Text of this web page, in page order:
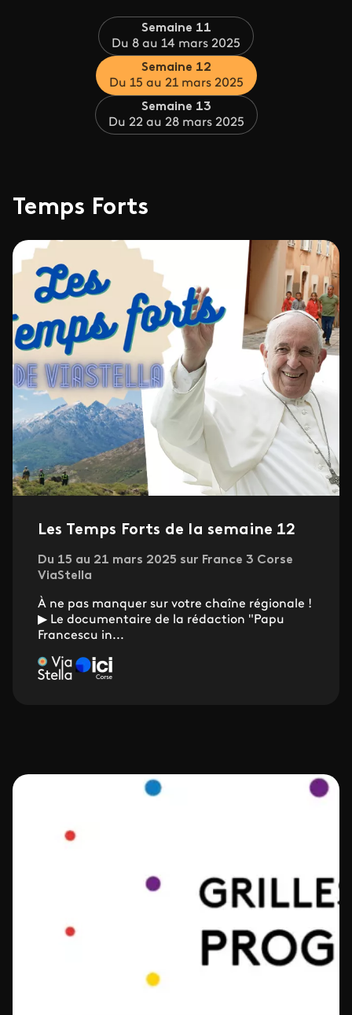
Semaine 11
Du 8 au 14 mars 2025
Semaine 12
Du 15 au 21 mars 2025
Semaine 13
Du 22 au 28 mars 2025
Temps Forts
Les Temps Forts de la semaine 12
Du 15 au 21 mars 2025 sur France 3 Corse
ViaStella
À ne pas manquer sur votre chaîne régionale !
▶ Le documentaire de la rédaction "Papu
Francescu in...